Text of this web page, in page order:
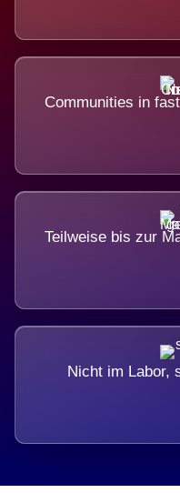
Communities in
Teilweise bis zur
Nicht im Labor,